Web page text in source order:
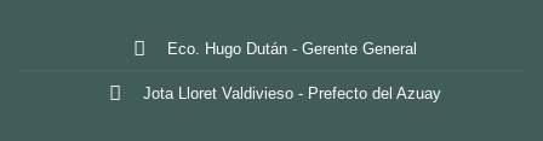
Eco. Hugo Dután - Gerente General
Jota Lloret Valdivieso - Prefecto del Azuay